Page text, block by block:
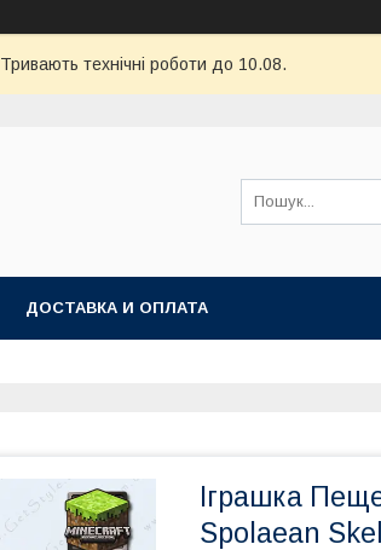
Тривають технічні роботи до 10.08.
ДОСТАВКА И ОПЛАТА
Іграшка
Spolaean